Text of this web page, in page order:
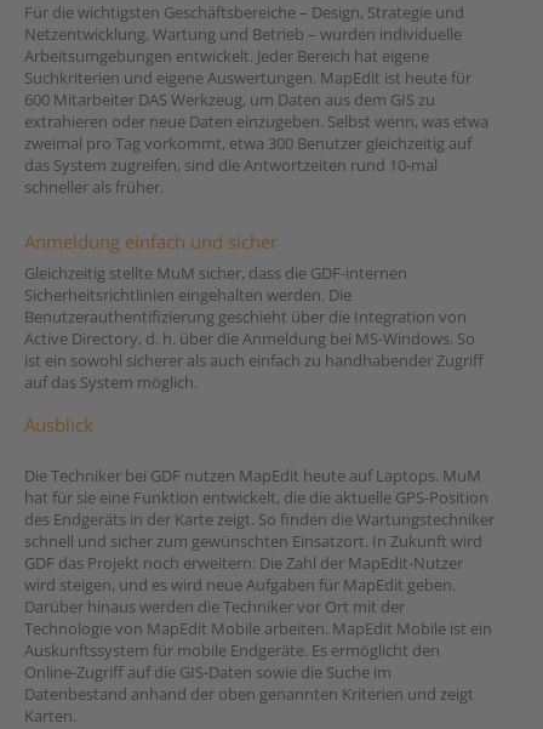
Für die wichtigsten Geschäftsbereiche – Design, Strategie und
Netzentwicklung, Wartung und Betrieb – wurden individuelle
Arbeitsumgebungen entwickelt. Jeder Bereich hat eigene
Suchkriterien und eigene Auswertungen. MapEdit ist heute für
600 Mitarbeiter DAS Werkzeug, um Daten aus dem GIS zu
extrahieren oder neue Daten einzugeben. Selbst wenn, was etwa
zweimal pro Tag vorkommt, etwa 300 Benutzer gleichzeitig auf
das System zugreifen, sind die Antwortzeiten rund 10-mal
schneller als früher.
Anmeldung einfach und sicher
Gleichzeitig stellte MuM sicher, dass die GDF-internen
Sicherheitsrichtlinien eingehalten werden. Die
Benutzerauthentifizierung geschieht über die Integration von
Active Directory, d. h. über die Anmeldung bei MS-Windows. So
ist ein sowohl sicherer als auch einfach zu handhabender Zugriff
auf das System möglich.
Ausblick
Die Techniker bei GDF nutzen MapEdit heute auf Laptops. MuM
hat für sie eine Funktion entwickelt, die die aktuelle GPS-Position
des Endgeräts in der Karte zeigt. So finden die Wartungstechniker
schnell und sicher zum gewünschten Einsatzort. In Zukunft wird
GDF das Projekt noch erweitern: Die Zahl der MapEdit-Nutzer
wird steigen, und es wird neue Aufgaben für MapEdit geben.
Darüber hinaus werden die Techniker vor Ort mit der
Technologie von MapEdit Mobile arbeiten. MapEdit Mobile ist ein
Auskunftssystem für mobile Endgeräte. Es ermöglicht den
Online-Zugriff auf die GIS-Daten sowie die Suche im
Datenbestand anhand der oben genannten Kriterien und zeigt
Karten.